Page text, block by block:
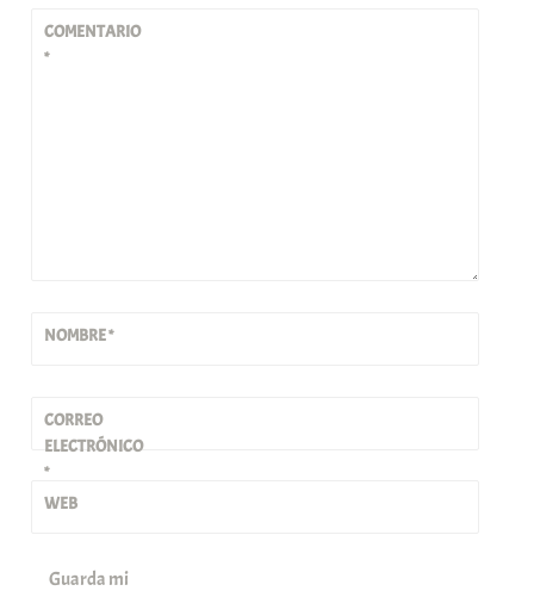
COMENTARIO
*
NOMBRE*
CORREO
ELECTRÓNICO
*
WEB
Guarda mi